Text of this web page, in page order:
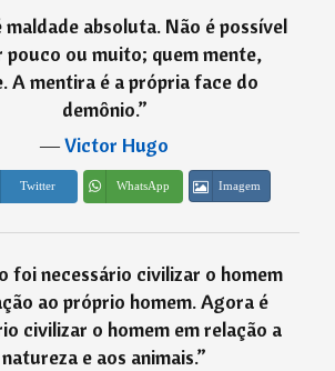
absoluta. Não é possível
pouco ou muito; quem mente,
A mentira é a própria face do
demônio.”
―Victor Hugo
Twitter WhatsApp Imagem
foi necessário civilizar o homem
ao próprio homem. Agora é
civilizar o homem em relação a
natureza e aos animais.”